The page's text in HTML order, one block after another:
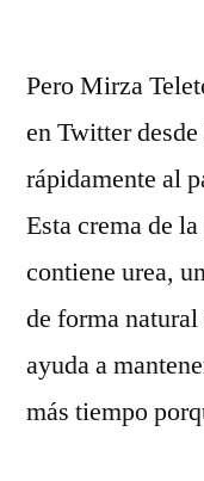
Pero Mirza
en Twitter
rápidamente al
Esta crema de
contiene urea,
de forma
ayuda a
más tiempo